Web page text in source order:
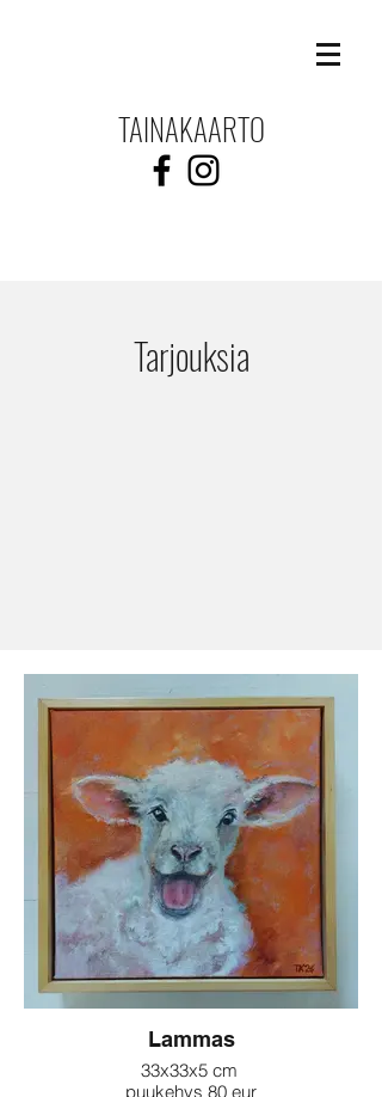
TAINAKAARTO
Tarjouksia
Lammas
33x33x5 cm
puukehys 80 eur